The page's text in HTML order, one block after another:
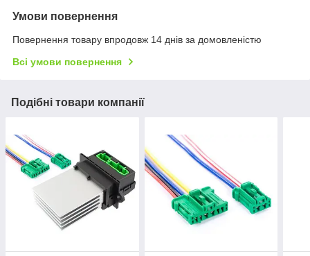
Умови повернення
Повернення товару впродовж 14 днів за домовленістю
Всі умови повернення
Подібні товари компанії